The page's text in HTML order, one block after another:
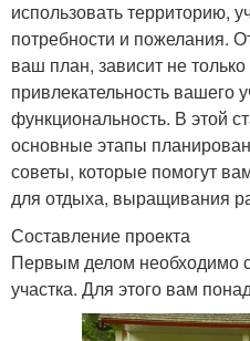
использовать территорию,
потребности и пожелания.
ваш план, зависит не только
привлекательность вашего
функциональность. В этой
основные этапы
советы, которые помогут
для отдыха, выращивания
Составление проекта
Первым делом необходимо
участка. Для этого вам